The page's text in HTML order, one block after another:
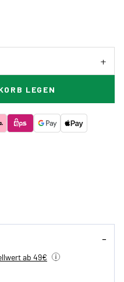
LEGEN
ab 49€